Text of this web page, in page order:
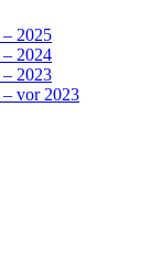
2025
2024
2023
vor 2023